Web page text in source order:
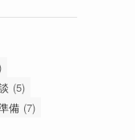
(5)
備 (7)